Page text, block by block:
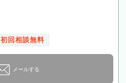
初回相談無料
メールする